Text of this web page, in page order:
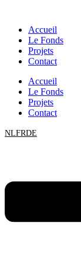
contenuAccueil
Le Fonds
Projets
Contact
Accueil
Le Fonds
Projets
Contact
NLFRDE